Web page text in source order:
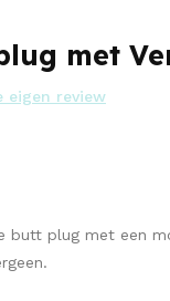
met
eigen review
butt plug met een